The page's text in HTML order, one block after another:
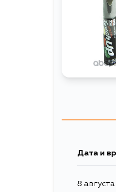
Дата и
8 августа